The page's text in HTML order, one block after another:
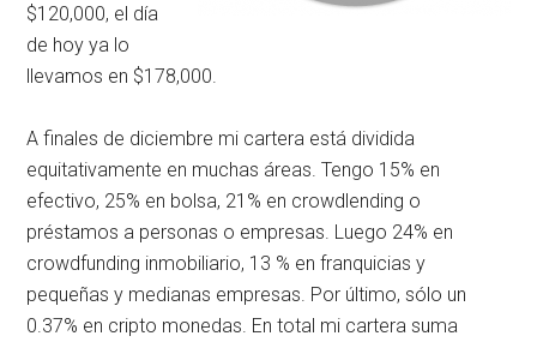
$120,000, el día
de hoy ya lo
llevamos en $178,000.
A finales de diciembre mi cartera está dividida
equitativamente en muchas áreas. Tengo 15% en
efectivo, 25% en bolsa, 21% en crowdlending o
préstamos a personas o empresas. Luego 24% en
crowdfunding inmobiliario, 13 % en franquicias y
pequeñas y medianas empresas. Por último, sólo un
0.37% en cripto monedas. En total mi cartera suma